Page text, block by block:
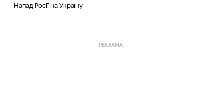
Напад Росії на Україну
РЕКЛАМА